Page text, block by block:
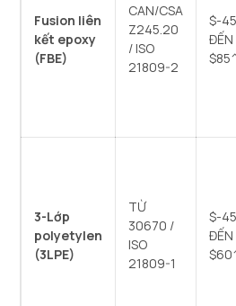
Fusion liên
kết epoxy
(FBE)
CAN/CSA
Z245.20
/ ISO
21809-2
$-
ĐẾN
3-Lớp
polyetylen
(3LPE)
TỪ
30670 /
ISO
21809-1
$-
ĐẾN